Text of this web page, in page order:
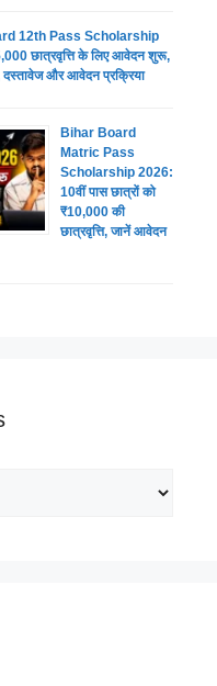
12th Pass Scholarship
छात्रवृत्ति के लिए आवेदन शुरू,
दस्तावेज और आवेदन प्रक्रिया
Bihar Board
Matric Pass
Scholarship 2026:
10वीं पास छात्रों को
₹10,000 की
छात्रवृत्ति, जानें आवेदन